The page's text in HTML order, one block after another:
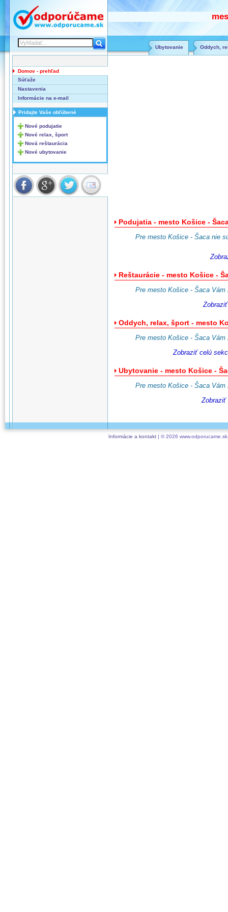
Oddych,
Ubytovanie
Domov - prehľad
Súťaže
Nastavenia
Informácie na e-mail
Pridajte Vaše obľúbené
Nové podujatie
Nové relax, šport
Nová reštaurácia
Nové ubytovanie
Podujatia - mesto Košice -
Pre mesto Košice - Šaca nie
Reštaurácie - mesto Košice -
Pre mesto Košice - Šaca
Oddych, relax, šport - mesto
Pre mesto Košice - Šaca
Zobraziť celú
Ubytovanie - mesto Košice -
Pre mesto Košice - Šaca
Informácie a kontakt| © 2026